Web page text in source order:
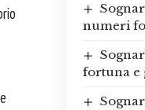
numeri
fortuna e